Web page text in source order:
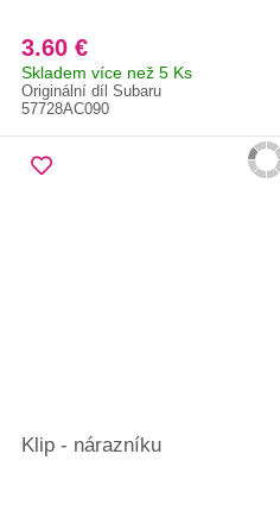
3.60 €
Skladem více než 5 Ks
Originální díl Subaru
57728AC090
Klip - nárazníku